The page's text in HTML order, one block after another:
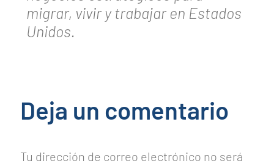
migrar, vivir y trabajar en Estados
Unidos.
Deja un comentario
Tu dirección de correo electrónico no será